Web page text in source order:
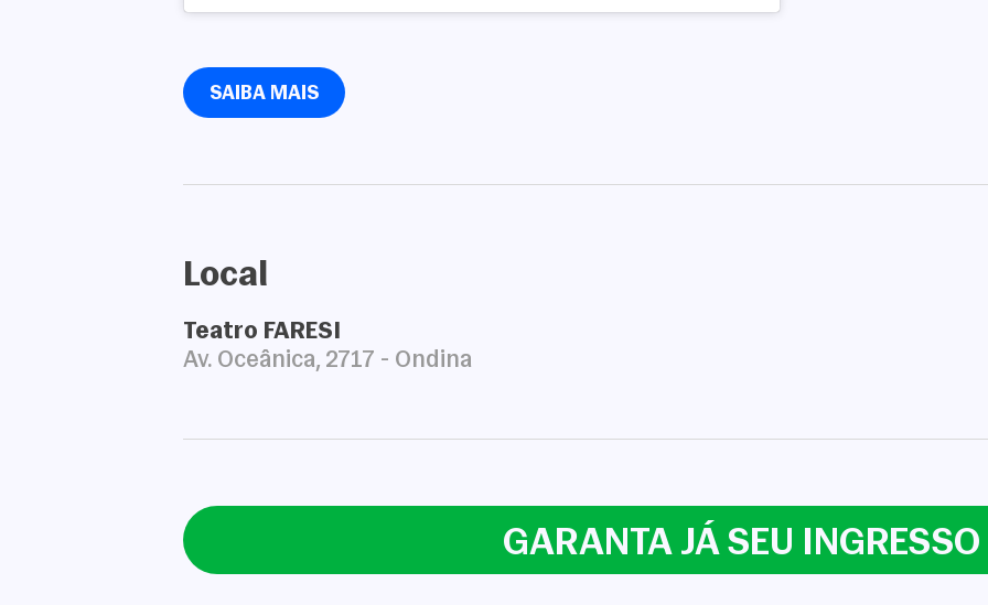
SAIBA MAIS
Local
Teatro FARESI
Av. Oceânica, 2717 - Ondina
GARANTA JÁ SEU INGRESSO